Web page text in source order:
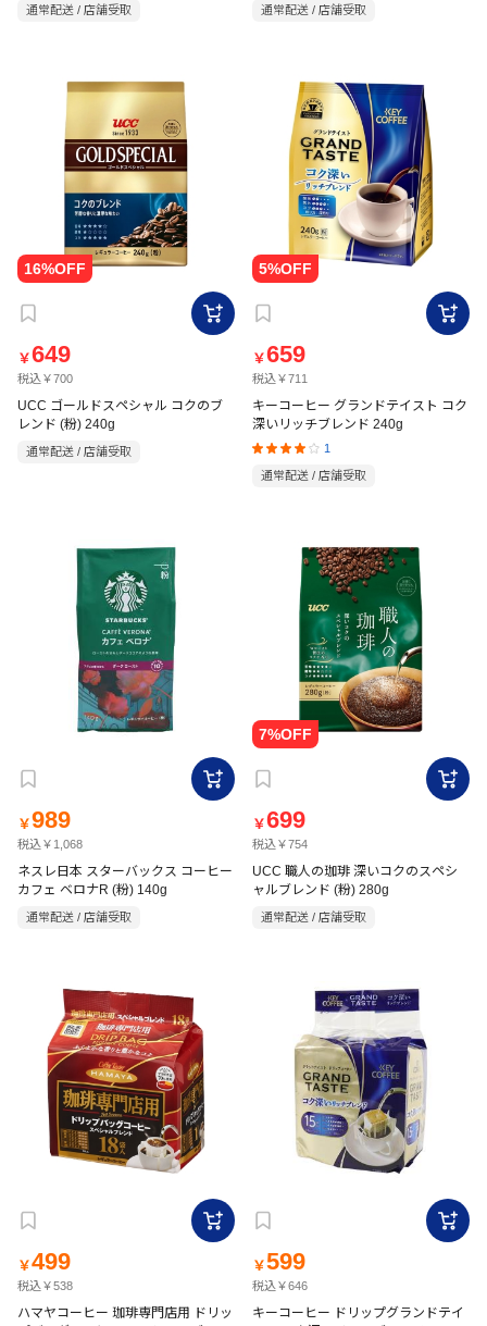
通常配送 / 店舗受取 通常配送 / 店舗受取
￥649
税込￥700
UCC ゴールドスペシャル コクのブ
レンド (粉) 240g
通常配送 / 店舗受取
￥659
税込￥711
キーコーヒー グランドテイスト コク
深いリッチブレンド 240g
1
通常配送 / 店舗受取
￥989
税込￥1,068
ネスレ日本 スターバックス コーヒー
カフェ ベロナR (粉) 140g
通常配送 / 店舗受取
￥699
税込￥754
UCC 職人の珈琲 深いコクのスペシ
ャルブレンド (粉) 280g
通常配送 / 店舗受取
￥499
税込￥538
ハマヤコーヒー 珈琲専門店用 ドリッ
￥599
税込￥646
キーコーヒー ドリップグランドテイ